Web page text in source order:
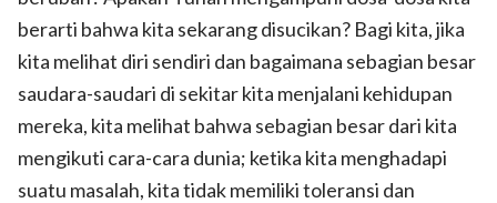
berarti bahwa kita sekarang disucikan? Bagi kita, jika
kita melihat diri sendiri dan bagaimana sebagian besar
saudara-saudari di sekitar kita menjalani kehidupan
mereka, kita melihat bahwa sebagian besar dari kita
mengikuti cara-cara dunia; ketika kita menghadapi
suatu masalah, kita tidak memiliki toleransi dan